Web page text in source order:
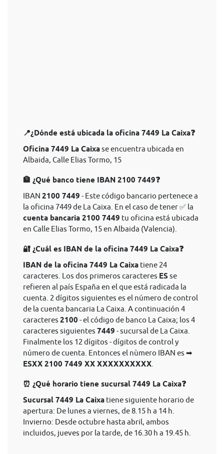
📍¿Dónde está ubicada la oficina 7449 La Caixa❓
Oficina 7449 La Caixase encuentra ubicada en
Albaida, Calle Elias Tormo, 15
🏦 ¿Qué banco tiene IBAN 2100 7449❓
IBAN 2100 7449 - Este código bancario pertenece a
la oficina 7449 de La Caixa. En el caso de tener ✅ la
cuenta bancaria 2100 7449 tu oficina está ubicada
en Calle Elias Tormo, 15 en Albaida (Valencia).
🔐 ¿Cuál es IBAN de la oficina 7449 La Caixa❓
IBAN de la oficina 7449 La Caixa tiene 24
caracteres. Los dos primeros caracteres ES se
refieren al país España en el que está radicada la
cuenta. 2 dígitos siguientes es el número de control
de la cuenta bancaria La Caixa. A continuación 4
caracteres 2100 - el código de banco La Caixa; los 4
caracteres siguientes 7449 - sucursal de La Caixa.
Finalmente los 12 dígitos - dígitos de control y
número de cuenta. Entonces el nùmero IBAN es ➡
ESXX 2100 7449 XX XXXXXXXXXX
⏰ ¿Qué horario tiene sucursal 7449 La Caixa❓
Sucursal 7449 La Caixa tiene siguiente horario de
apertura: De lunes a viernes, de 8.15 h a 14 h.
Invierno: Desde octubre hasta abril, ambos
incluidos, jueves por la tarde, de 16.30 h a 19.45 h.